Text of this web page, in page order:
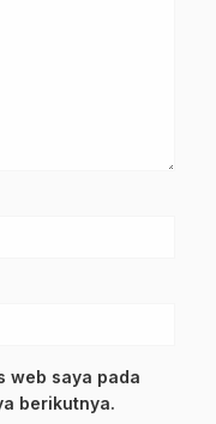
web saya pada
berikutnya.